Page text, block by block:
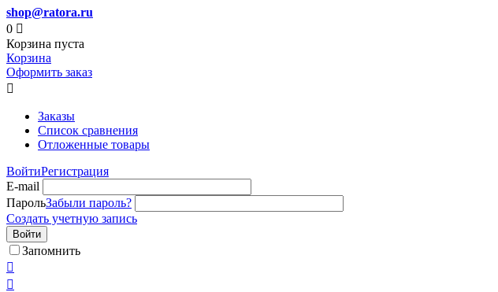
shop@ratora.ru
0 
Корзина пуста
Корзина
Оформить заказ

Заказы
Список сравнения
Отложенные товары
ВойтиРегистрация
E-mail
ПарольЗабыли пароль?
Создать учетную запись
Войти
Запомнить

